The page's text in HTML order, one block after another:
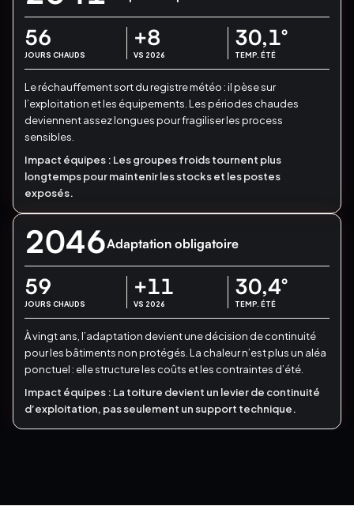
56
JOURS CHAUDS
+8
VS 2026
30,1°
TEMP. ÉTÉ
Le réchauffement sort du registre météo : il pèse sur
l’exploitation et les équipements. Les périodes chaudes
deviennent assez longues pour fragiliser les process
sensibles.
Impact équipes : Les groupes froids tournent plus
longtemps pour maintenir les stocks et les postes
exposés.
2046Adaptation obligatoire
59
JOURS CHAUDS
+11
VS 2026
30,4°
TEMP. ÉTÉ
À vingt ans, l’adaptation devient une décision de continuité
pour les bâtiments non protégés. La chaleur n’est plus un aléa
ponctuel : elle structure les coûts et les contraintes d’été.
Impact équipes : La toiture devient un levier de continuité
d’exploitation, pas seulement un support technique.